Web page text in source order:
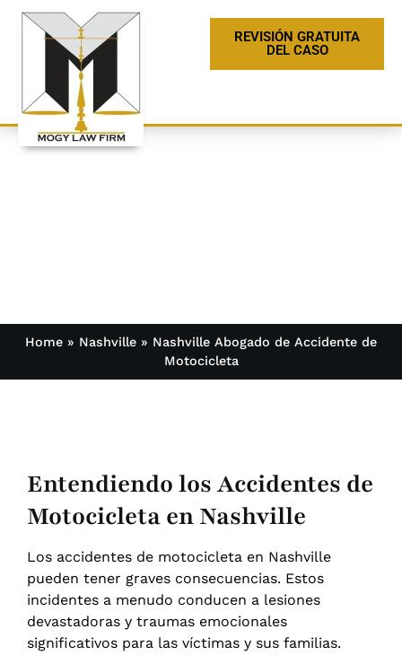
REVISIÓN GRATUITA
DEL CASO
Home » Nashville » Nashville Abogado de Accidente de
Motocicleta
Entendiendo los Accidentes de
Motocicleta en Nashville
Los accidentes de motocicleta en Nashville
pueden tener graves consecuencias. Estos
incidentes a menudo conducen a lesiones
devastadoras y traumas emocionales
significativos para las víctimas y sus familias.